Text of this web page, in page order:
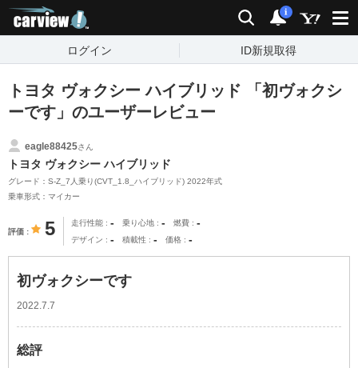
検索 通知
i
ログイン ID新規取得
トヨタ ヴォクシー ハイブリッド 「初ヴォクシ
ーです」のユーザーレビュー
eagle88425さん
トヨタ ヴォクシー ハイブリッド
グレード：S-Z_7人乗り(CVT_1.8_ハイブリッド) 2022年式
乗車形式：マイカー
評価 5 走行性能 - 乗り心地 - 燃費 -
デザイン - 積載性 - 価格 -
初ヴォクシーです
2022.7.7
総評